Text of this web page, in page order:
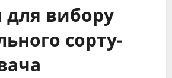
для вибору
сорту-